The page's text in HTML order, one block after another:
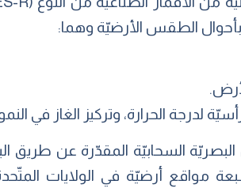
الطقس الأرضيّة وهما:
لدرجة الحرارة، وتركيز الغاز في
مواقع أرضيّة في الولايات